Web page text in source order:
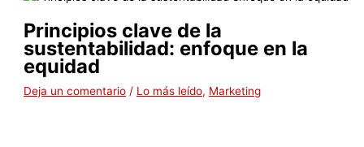
Principios clave de la
sustentabilidad: enfoque en la
equidad
Deja un comentario / Lo más leído, Marketing